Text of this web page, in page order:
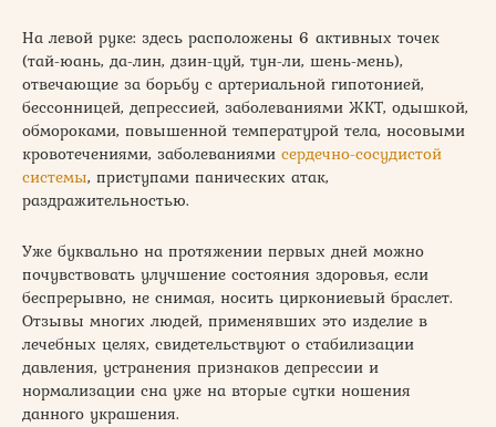
На левой руке: здесь расположены 6 активных точек
(тай-юань, да-лин, дзин-цуй, тун-ли, шень-мень),
отвечающие за борьбу с артериальной гипотонией,
бессонницей, депрессией, заболеваниями ЖКТ, одышкой,
обмороками, повышенной температурой тела, носовыми
кровотечениями, заболеваниями сердечно-сосудистой
системы, приступами панических атак,
раздражительностью.
Уже буквально на протяжении первых дней можно
почувствовать улучшение состояния здоровья, если
беспрерывно, не снимая, носить циркониевый браслет.
Отзывы многих людей, применявших это изделие в
лечебных целях, свидетельствуют о стабилизации
давления, устранения признаков депрессии и
нормализации сна уже на вторые сутки ношения
данного украшения.